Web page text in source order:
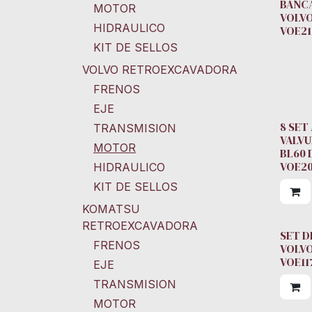
MOTOR
HIDRAULICO
KIT DE SELLOS
VOLVO RETROEXCAVADORA
FRENOS
EJE
TRANSMISION
MOTOR
HIDRAULICO
KIT DE SELLOS
KOMATSU
RETROEXCAVADORA
FRENOS
EJE
TRANSMISION
MOTOR
8 SET
BL60
SET